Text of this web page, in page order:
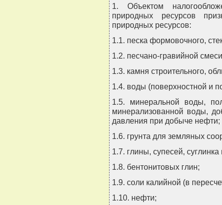
1. Объектом
природных ресурсов
природных ресурсов:
1.1. песка формовочного,
1.2. песчано-гравийной
1.3. камня строительного,
1.4. воды (поверхностной и
1.5. минеральной воды,
минерализованной воды,
давления при добыче нефти;
1.6. грунта для земляных
1.7. глины, супесей, суглинка
1.8. бентонитовых глин;
1.9. соли калийной (в
1.10. нефти;